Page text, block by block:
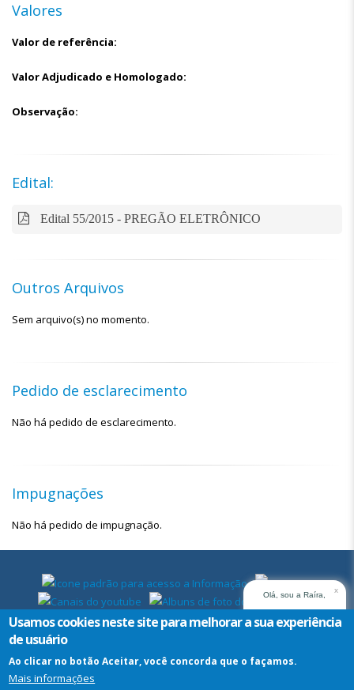
Valores
Valor de referência:
Valor Adjudicado e Homologado:
Observação:
Edital:
Edital 55/2015 - PREGÃO ELETRÔNICO
Outros Arquivos
Sem arquivo(s) no momento.
Pedido de esclarecimento
Não há pedido de esclarecimento.
Impugnações
Não há pedido de impugnação.
Olá, sou a Raíra,
assistente virtual do
TRT14. Em que posso
x
Usamos cookies neste site para melhorar a sua experiência
de usuário
Ao clicar no botão Aceitar, você concorda que o façamos.
Mais informações